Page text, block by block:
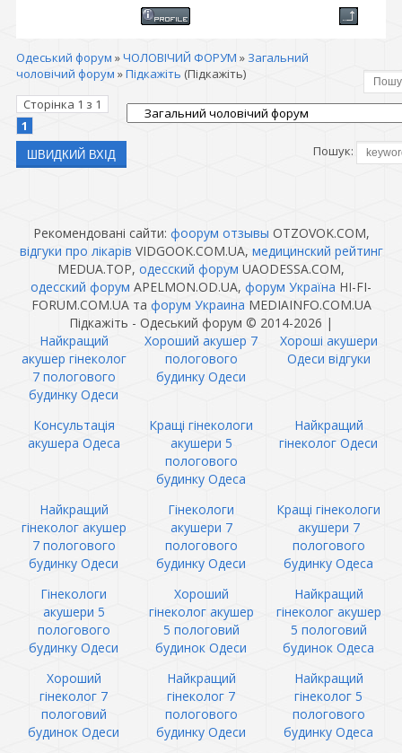
Одеський форум »ЧОЛОВІЧИЙ ФОРУМ » Загальний
чоловічий форум »Підкажіть (Підкажіть)
Сторінка 1 з 1
1
Пошук:
Рекомендовані сайти: фоорум отзывы OTZOVOK.COM,
відгуки про лікарів VIDGOOK.COM.UA, медицинский рейтинг
MEDUA.TOP, одесский форум UAODESSA.COM,
одесский форум APELMON.OD.UA, форум Україна HI-FI-
FORUM.COM.UA та форум Украина MEDIAINFO.COM.UA
Підкажіть - Одеський форум © 2014-2026 |
Найкращий
акушер гінеколог
7 пологового
будинку Одеси
Хороший акушер 7
пологового
будинку Одеси
Хороші акушери
Одеси відгуки
Консультація
акушера Одеса
Кращі гінекологи
акушери 5
пологового
будинку Одеса
Найкращий
гінеколог Одеси
Найкращий
гінеколог акушер
7 пологового
будинку Одеси
Гінекологи
акушери 7
пологового
будинку Одеси
Кращі гінекологи
акушери 7
пологового
будинку Одеса
Гінекологи
акушери 5
пологового
будинку Одеси
Хороший
гінеколог акушер
5 пологовий
будинок Одеси
Найкращий
гінеколог акушер
5 пологовий
будинок Одеса
Хороший
гінеколог 7
пологовий
будинок Одеси
Найкращий
гінеколог 7
пологового
будинку Одеси
Найкращий
гінеколог 5
пологового
будинку Одеса